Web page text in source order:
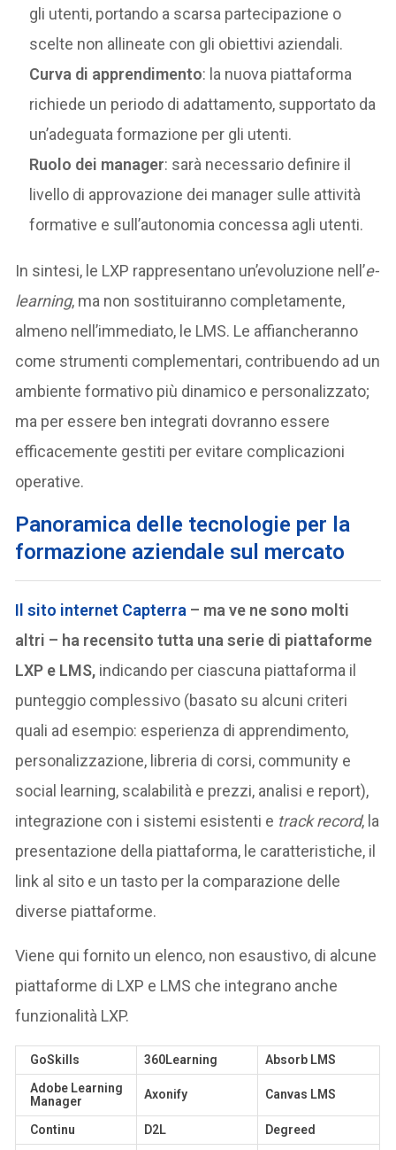
gli utenti, portando a scarsa partecipazione o
scelte non allineate con gli obiettivi aziendali.
Curva di apprendimento: la nuova piattaforma
richiede un periodo di adattamento, supportato da
un’adeguata formazione per gli utenti.
Ruolo dei manager: sarà necessario definire il
livello di approvazione dei manager sulle attività
formative e sull’autonomia concessa agli utenti.
In sintesi, le LXP rappresentano un’evoluzione nell’e-
learning, ma non sostituiranno completamente,
almeno nell’immediato, le LMS. Le affiancheranno
come strumenti complementari, contribuendo ad un
ambiente formativo più dinamico e personalizzato;
ma per essere ben integrati dovranno essere
efficacemente gestiti per evitare complicazioni
operative.
Panoramica delle tecnologie per la
formazione aziendale sul mercato
Il sito internet Capterra – ma ve ne sono molti
altri – ha recensito tutta una serie di piattaforme
LXP e LMS, indicando per ciascuna piattaforma il
punteggio complessivo (basato su alcuni criteri
quali ad esempio: esperienza di apprendimento,
personalizzazione, libreria di corsi, community e
social learning, scalabilità e prezzi, analisi e report),
integrazione con i sistemi esistenti e track record, la
presentazione della piattaforma, le caratteristiche, il
link al sito e un tasto per la comparazione delle
diverse piattaforme.
Viene qui fornito un elenco, non esaustivo, di alcune
piattaforme di LXP e LMS che integrano anche
funzionalità LXP.
GoSkills 360Learning
Absorb LMS
Adobe Learning
Manager
Axonify Canvas LMS
Continu D2L
Degreed